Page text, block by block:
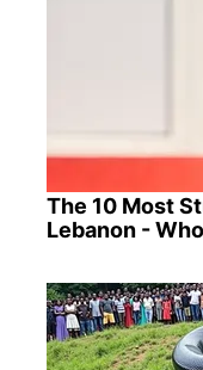
The 10 Most
Lebanon -